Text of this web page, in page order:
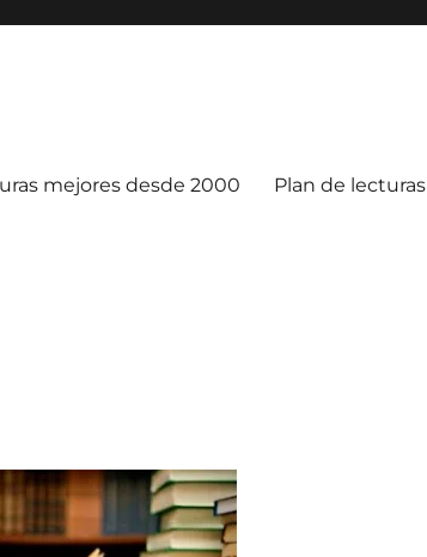
mejores desde 2000 Plan de lecturas